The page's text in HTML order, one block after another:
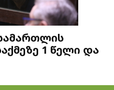
1 წელი და